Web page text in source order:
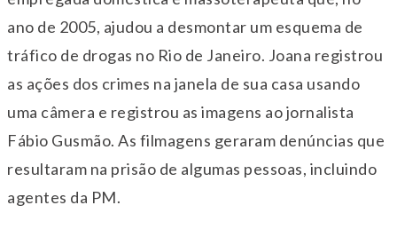
ano de 2005, ajudou a desmontar um esquema de
tráfico de drogas no Rio de Janeiro. Joana registrou
as ações dos crimes na janela de sua casa usando
uma câmera e registrou as imagens ao jornalista
Fábio Gusmão. As filmagens geraram denúncias que
resultaram na prisão de algumas pessoas, incluindo
agentes da PM.